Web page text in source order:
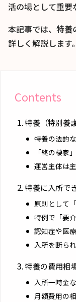
活の場として重要
本記事では、特養
詳しく解説します。
Contents
特養（特別養
特養の法的
「終の棲家
運営主体は
特養に入所で
原則として
特例で「要
認知症や医
入所を断ら
特養の費用相
入所一時金
月額費用の